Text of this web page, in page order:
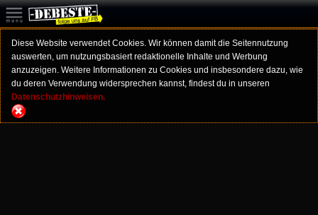
Diese Website verwendet Cookies. Wir können damit die Seitennutzung
auswerten, um nutzungsbasiert redaktionelle Inhalte und Werbung
anzuzeigen. Weitere Informationen zu Cookies und insbesondere dazu, wie
du deren Verwendung widersprechen kannst, findest du in unseren
Datenschutzhinweisen.